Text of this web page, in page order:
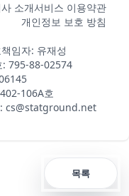
소개서비스 이용약관
개인정보 보호 방침
임자: 유재성
: 795-88-02574
106A호
목록